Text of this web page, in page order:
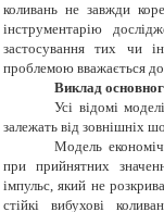
коливань не завжди
інструментарію
застосування тих чи
проблемою вважається
Виклад
Усі відомі
залежать від зовнішніх
Модель
при прийнятних
імпульс, який не
стійкі вибухові